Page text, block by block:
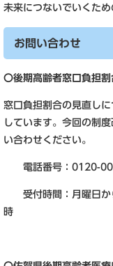
未来につないでいくため
お問い合わせ
〇後期高齢者窓口負担
窓口負担割合の見直し
しています。今回の制
い合わせください。
電話番号：0120-
受付時間：月曜日か
時